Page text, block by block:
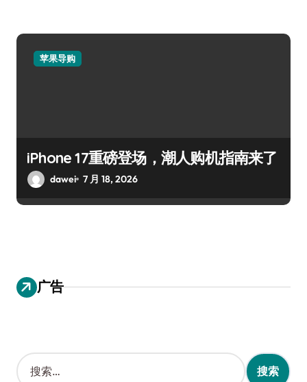
苹果导购
iPhone 17重磅登场，潮人购机指南来了
dawei 7 月 18, 2026
广告
搜
索